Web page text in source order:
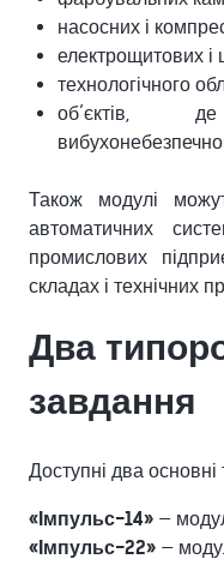
насосних і
електрощитових
технологічного
об’єктів,
Також модулі
автоматичних
промислових
складах і технічних
Два
завдання
Доступні два основні
«Імпульс-14» —
«Імпульс-22» —